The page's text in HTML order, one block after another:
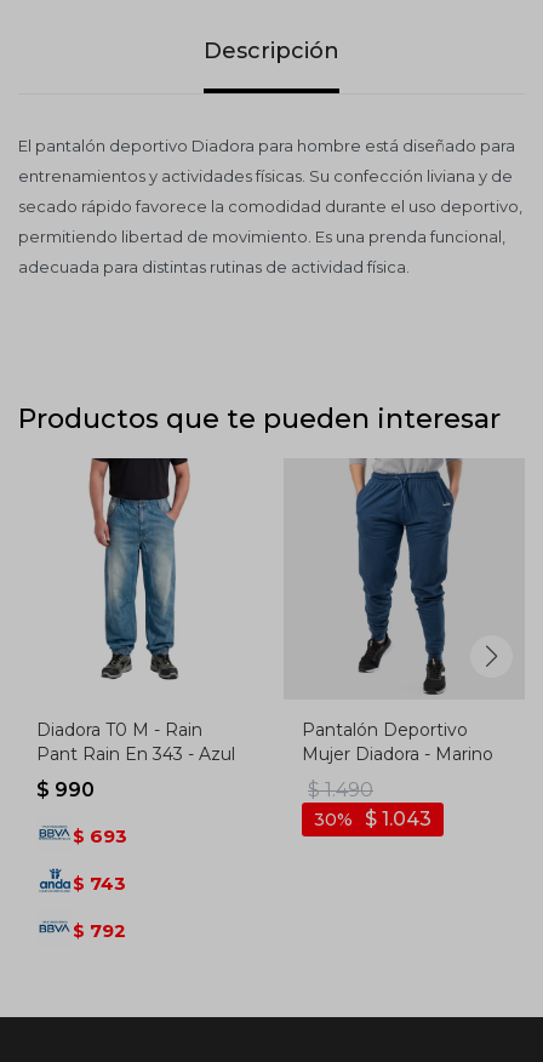
Descripción
El pantalón deportivo Diadora para hombre está diseñado para
entrenamientos y actividades físicas. Su confección liviana y de
secado rápido favorece la comodidad durante el uso deportivo,
permitiendo libertad de movimiento. Es una prenda funcional,
adecuada para distintas rutinas de actividad física.
Productos que te pueden interesar
Diadora T0 M - Rain
Pant Rain En 343 - Azul
$ 990
$ 693
$ 743
$ 792
Pantalón Deportivo
Mujer Diadora - Marino
$ 1.490
$ 1.043
30